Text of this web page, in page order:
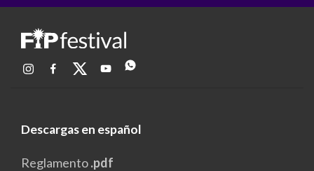
Descargas en español
Reglamento.pdf